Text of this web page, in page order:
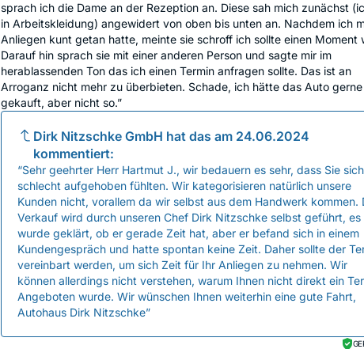
sprach ich die Dame an der Rezeption an. Diese sah mich zunächst
in Arbeitskleidung) angewidert von oben bis unten an. Nachdem ich
Anliegen kunt getan hatte, meinte sie schroff ich sollte einen Moment
Darauf hin sprach sie mit einer anderen Person und sagte mir im
herablassenden Ton das ich einen Termin anfragen sollte. Das ist an
Arroganz nicht mehr zu überbieten. Schade, ich hätte das Auto gerne
gekauft, aber nicht so.”
Dirk Nitzschke GmbH hat das am 24.06.2024
kommentiert:
“Sehr geehrter Herr Hartmut J., wir bedauern es sehr, dass Sie sich
schlecht aufgehoben fühlten. Wir kategorisieren natürlich unsere
Kunden nicht, vorallem da wir selbst aus dem Handwerk kommen.
Verkauf wird durch unseren Chef Dirk Nitzschke selbst geführt, es
wurde geklärt, ob er gerade Zeit hat, aber er befand sich in einem
Kundengespräch und hatte spontan keine Zeit. Daher sollte der
vereinbart werden, um sich Zeit für Ihr Anliegen zu nehmen. Wir
können allerdings nicht verstehen, warum Ihnen nicht direkt ein
Angeboten wurde. Wir wünschen Ihnen weiterhin eine gute Fahrt,
Autohaus Dirk Nitzschke”